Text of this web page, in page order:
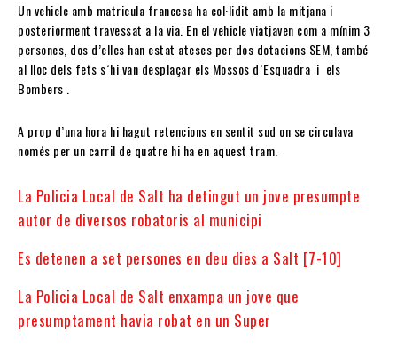
Un vehicle amb matricula francesa ha col·lidit amb la mitjana i
posteriorment travessat a la via. En el vehicle viatjaven com a mínim 3
persones, dos d’elles han estat ateses per dos dotacions SEM, també
al lloc dels fets s´hi van desplaçar els Mossos d´Esquadra i els
Bombers .
A prop d’una hora hi hagut retencions en sentit sud on se circulava
només per un carril de quatre hi ha en aquest tram.
La Policia Local de Salt ha detingut un jove presumpte
autor de diversos robatoris al municipi
Es detenen a set persones en deu dies a Salt [7-10]
La Policia Local de Salt enxampa un jove que
presumptament havia robat en un Super